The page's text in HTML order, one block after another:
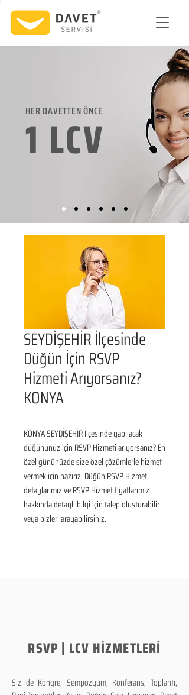
HER DAVETTEN ÖNCE
1 LCV
SEYDİŞEHİR İlçesinde
Düğün İçin RSVP
Hizmeti Arıyorsanız?
KONYA
KONYA SEYDİŞEHİR İlçesinde yapılacak
düğününüz için RSVP Hizmeti arıyorsanız? En
özel gününüzde size özel çözümlerle hizmet
vermek için hazırız. Düğün RSVP Hizmet
detaylarımız ve RSVP Hizmet fiyatlarımız
hakkında detaylı bilgi için talep oluşturabilir
veya bizleri arayabilirsiniz.
RSVP | LCV HİZMETLERİ
Siz de Kongre, Sempozyum, Konferans, Toplantı,